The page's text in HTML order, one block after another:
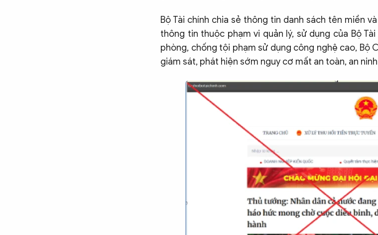
Bộ Tài chính chia sẻ thông tin danh sách tên miền
thông tin thuộc phạm vi quản lý, sử dụng của Bộ
phòng, chống tội phạm sử dụng công nghệ cao, Bộ
giám sát, phát hiện sớm nguy cơ mất an toàn, an